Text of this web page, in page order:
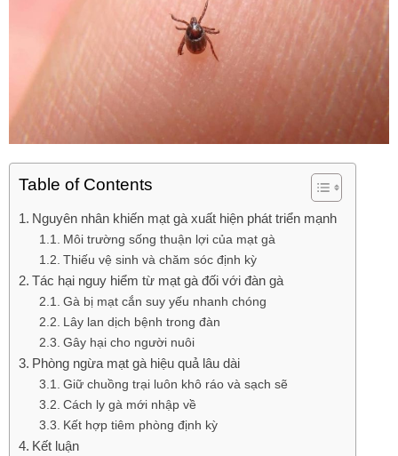
Table of Contents
Nguyên nhân khiến mạt gà xuất hiện phát triển mạnh
Môi trường sống thuận lợi của mạt gà
Thiếu vệ sinh và chăm sóc định kỳ
Tác hại nguy hiểm từ mạt gà đối với đàn gà
Gà bị mạt cắn suy yếu nhanh chóng
Lây lan dịch bệnh trong đàn
Gây hại cho người nuôi
Phòng ngừa mạt gà hiệu quả lâu dài
Giữ chuồng trại luôn khô ráo và sạch sẽ
Cách ly gà mới nhập về
Kết hợp tiêm phòng định kỳ
Kết luận